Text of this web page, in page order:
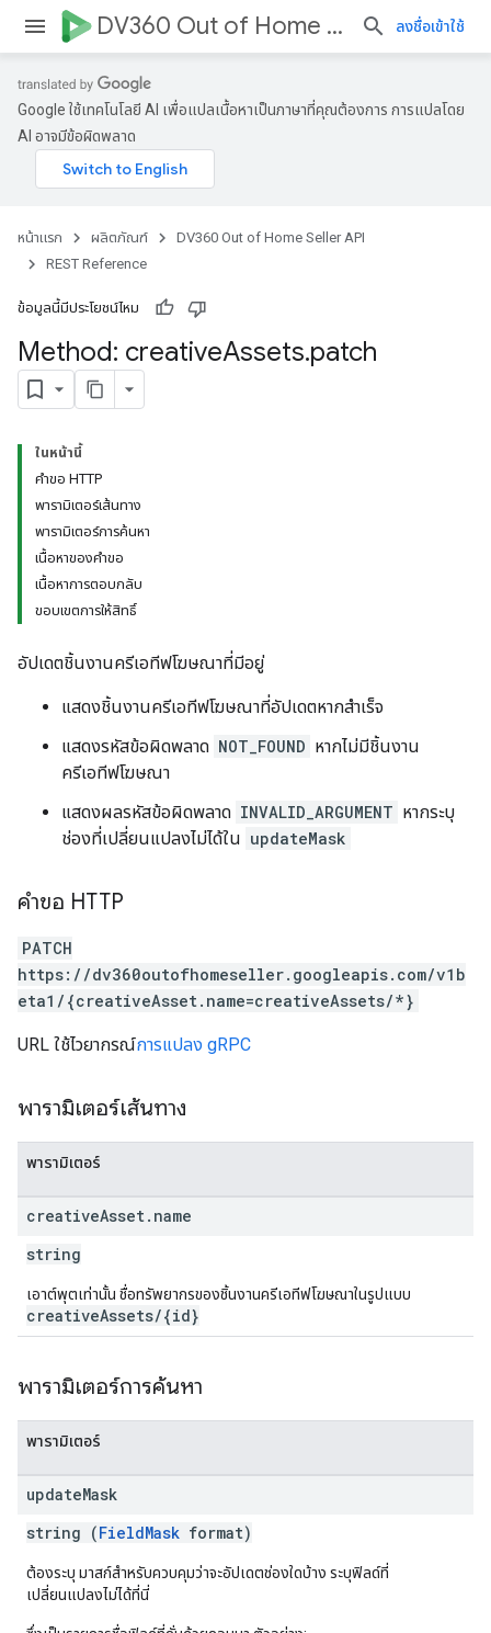
DV360 Out of Home Seller API ลงชื่อเข้าใช้
Google ใช้เทคโนโลยี AI เพื่อแปลเนื้อหาเป็นภาษาที่คุณต้องการ การแปลโดย
AI อาจมีข้อผิดพลาด
หน้าแรก ผลิตภัณฑ์
DV360 Out of Home Seller API
REST Reference
ข้อมูลนี้มีประโยชน์ไหม
Method: creativeAssets.patch
ในหน้านี้
คำขอ HTTP
พารามิเตอร์เส้นทาง
พารามิเตอร์การค้นหา
เนื้อหาของคำขอ
เนื้อหาการตอบกลับ
ขอบเขตการให้สิทธิ์
อัปเดตชิ้นงานครีเอทีฟโฆษณาที่มีอยู่
แสดงชิ้นงานครีเอทีฟโฆษณาที่อัปเดตหากสำเร็จ
แสดงรหัสข้อผิดพลาด NOT_FOUND หากไม่มีชิ้นงาน
ครีเอทีฟโฆษณา
แสดงผลรหัสข้อผิดพลาด INVALID_ARGUMENT หากระบุ
ช่องที่เปลี่ยนแปลงไม่ได้ใน updateMask
คำขอ HTTP
PATCH
https://dv360outofhomeseller.googleapis.com/v1b
eta1/{creativeAsset.name=creativeAssets/*}
URL ใช้ไวยากรณ์การแปลง gRPC
พารามิเตอร์เส้นทาง
พารามิเตอร์
creativeAsset. name
string
เอาต์พุตเท่านั้น ชื่อทรัพยากรของชิ้นงานครีเอทีฟโฆษณาในรูปแบบ
creativeAssets/{id}
พารามิเตอร์การค้นหา
พารามิเตอร์
updateMask
string (FieldMask format)
ต้องระบุ มาสก์สำหรับควบคุมว่าจะอัปเดตช่องใดบ้าง ระบุฟิลด์ที่
เปลี่ยนแปลงไม่ได้ที่นี่